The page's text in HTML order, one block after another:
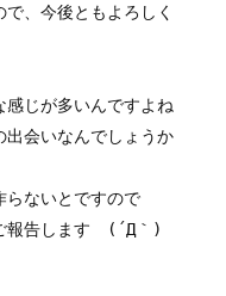
、今後ともよろしく
感じが多いんですよね
出会いなんでしょうか
らないとですので
報告します　(´Д｀)